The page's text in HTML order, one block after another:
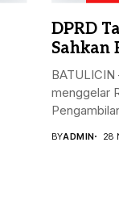
DPRD
Sahkan
BATULICIN
menggelar
BYADMIN 28